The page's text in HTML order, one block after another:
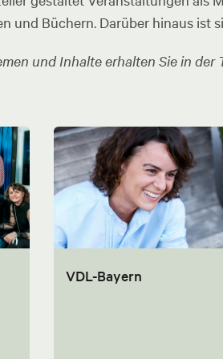
und Büchern. Darüber hinaus ist
und Inhalte erhalten Sie in der
VDL-Bayern